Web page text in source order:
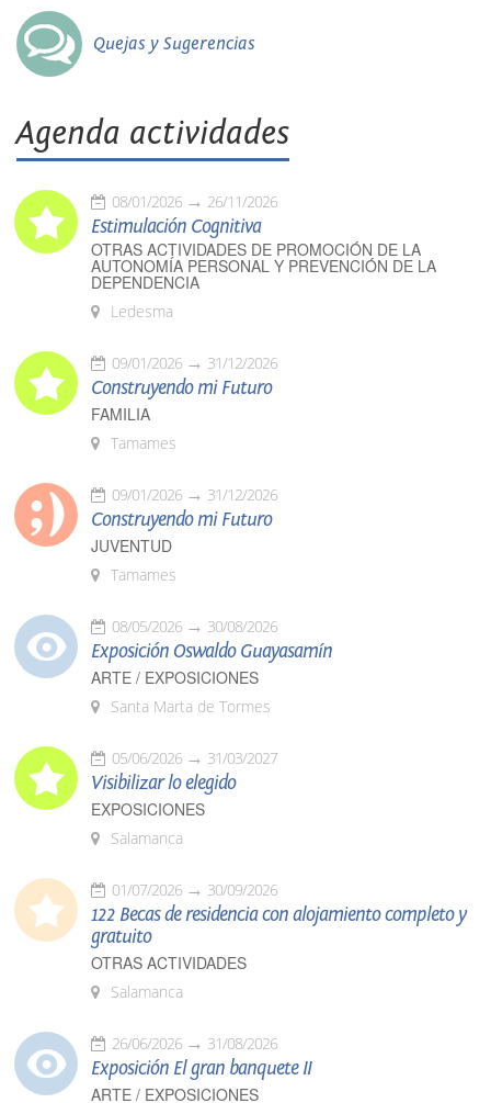
Quejas y Sugerencias
Agenda actividades
08/01/2026 26/11/2026
Estimulación Cognitiva
OTRAS ACTIVIDADES DE PROMOCIÓN DE LA
AUTONOMÍA PERSONAL Y PREVENCIÓN DE LA
DEPENDENCIA
Ledesma
09/01/2026 31/12/2026
Construyendo mi Futuro
FAMILIA
Tamames
09/01/2026 31/12/2026
Construyendo mi Futuro
JUVENTUD
Tamames
08/05/2026 30/08/2026
Exposición Oswaldo Guayasamín
ARTE / EXPOSICIONES
Santa Marta de Tormes
05/06/2026 31/03/2027
Visibilizar lo elegido
EXPOSICIONES
Salamanca
01/07/2026 30/09/2026
122 Becas de residencia con alojamiento completo y
gratuito
OTRAS ACTIVIDADES
Salamanca
26/06/2026 31/08/2026
Exposición El gran banquete II
ARTE / EXPOSICIONES